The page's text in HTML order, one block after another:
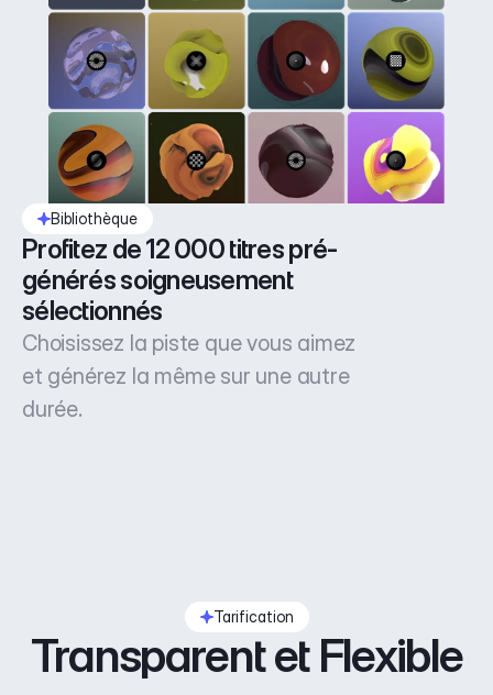
Bibliothèque
Profitez de 12 000 titres pré-
générés soigneusement
sélectionnés
Choisissez la piste que vous aimez
et générez la même sur une autre
durée.
Tarification
Transparent et Flexible